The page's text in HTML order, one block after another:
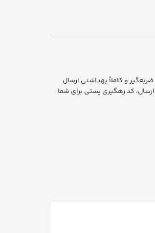
بسته‌بندی ضربه‌گیر و کاملاً بهداشتی ارسال
کد رهگیری پستی برای شما